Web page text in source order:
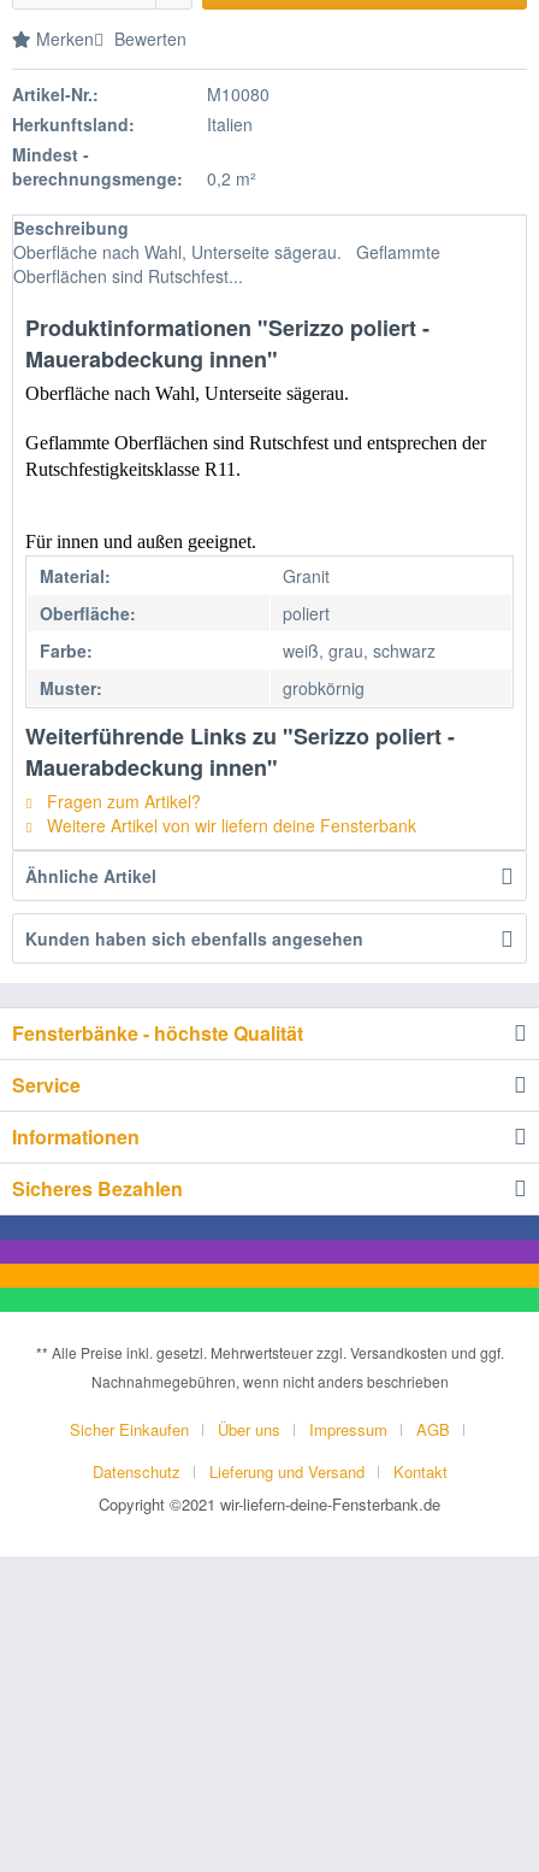
Merken Bewerten
Artikel-Nr.:
M10080
Herkunftsland:
Italien
Mindest -
berechnungsmenge:
0,2 m²
Beschreibung
Oberfläche nach Wahl, Unterseite sägerau. Geflammte
Oberflächen sind Rutschfest...
Produktinformationen "Serizzo poliert -
Mauerabdeckung innen"
Oberfläche nach Wahl, Unterseite sägerau.
Geflammte Oberflächen sind Rutschfest und entsprechen der
Rutschfestigkeitsklasse R11.
Für innen und außen geeignet.
Material:
Granit
Oberfläche:
poliert
Farbe:
weiß, grau, schwarz
Muster:
grobkörnig
Weiterführende Links zu "Serizzo poliert -
Mauerabdeckung innen"
Fragen zum Artikel?
Weitere Artikel von wir liefern deine Fensterbank
Ähnliche Artikel
Kunden haben sich ebenfalls angesehen
Fensterbänke - höchste Qualität
Service
Informationen
Sicheres Bezahlen
** Alle Preise inkl. gesetzl. Mehrwertsteuer zzgl. Versandkosten und ggf.
Nachnahmegebühren, wenn nicht anders beschrieben
Sicher Einkaufen Über uns Impressum
AGB
Datenschutz
Lieferung und Versand
Kontakt
Copyright ©2021 wir-liefern-deine-Fensterbank.de